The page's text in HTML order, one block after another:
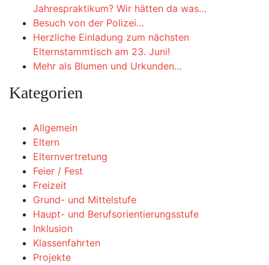
Jahrespraktikum? Wir hätten da was…
Besuch von der Polizei…
Herzliche Einladung zum nächsten
Elternstammtisch am 23. Juni!
Mehr als Blumen und Urkunden…
Kategorien
Allgemein
Eltern
Elternvertretung
Feier / Fest
Freizeit
Grund- und Mittelstufe
Haupt- und Berufsorientierungsstufe
Inklusion
Klassenfahrten
Projekte